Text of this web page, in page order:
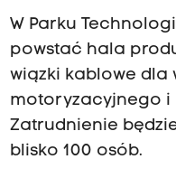
W Parku
powstać hala
wiązki kablowe dla
motoryzacyjnego i
Zatrudnienie
blisko 100 osób.